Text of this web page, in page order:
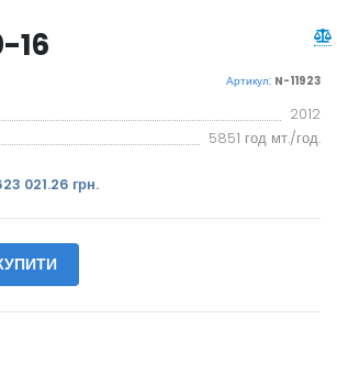
16
Артикул: N-11923
2012
5851 год мт./год.
021.26 грн.